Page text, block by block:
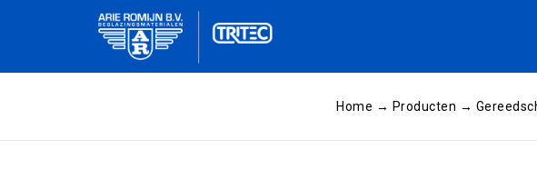
Home → Producten →